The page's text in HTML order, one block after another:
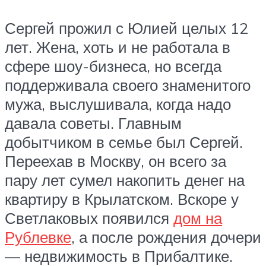
Сергей прожил с Юлией целых 12
лет. Жена, хоть и не работала в
сфере шоу-бизнеса, но всегда
поддерживала своего знаменитого
мужа, выслушивала, когда надо
давала советы. Главным
добытчиком в семье был Сергей.
Переехав в Москву, он всего за
пару лет сумел накопить денег на
квартиру в Крылатском. Вскоре у
Светлаковых появился дом на
Рублевке, а после рождения дочери
— недвижимость в Прибалтике.